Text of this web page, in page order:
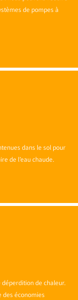
de pompes à
dans le sol pour
de l’eau chaude.
déperdition de chaleur.
des économies